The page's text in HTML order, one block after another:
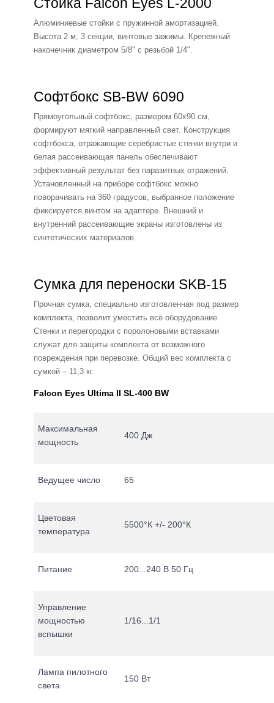
Алюминиевые стойки с пружинной амортизацией.
Высота 2 м, 3 секции, винтовые зажимы. Крепежный
наконечник диаметром 5/8" с резьбой 1/4".
Софтбокс SB-BW 6090
Прямоугольный софтбокс, размером 60х90 см,
формируют мягкий направленный свет. Конструкция
софтбокса, отражающие серебристые стенки внутри и
белая рассеивающая панель обеспечивают
эффективный результат без паразитных отражений.
Установленный на приборе софтбокс можно
поворачивать на 360 градусов, выбранное положение
фиксируется винтом на адаптере. Внешний и
внутренний рассеивающие экраны изготовлены из
синтетических материалов.
Сумка для переноски SKB-15
Прочная сумка, специально изготовленная под размер
комплекта, позволит уместить всё оборудование.
Стенки и перегородки с поролоновыми вставками
служат для защиты комплекта от возможного
повреждения при перевозке. Общий вес комплекта с
сумкой – 11,3 кг.
Falcon Eyes Ultima II SL-400 BW
Максимальная
мощность
400 Дж
Ведущее число 65
Цветовая
температура
5500°К +/- 200°К
Питание 200...240 В 50 Гц
Управление
мощностью
вспышки
1/16...1/1
Лампа пилотного
света
150 Вт